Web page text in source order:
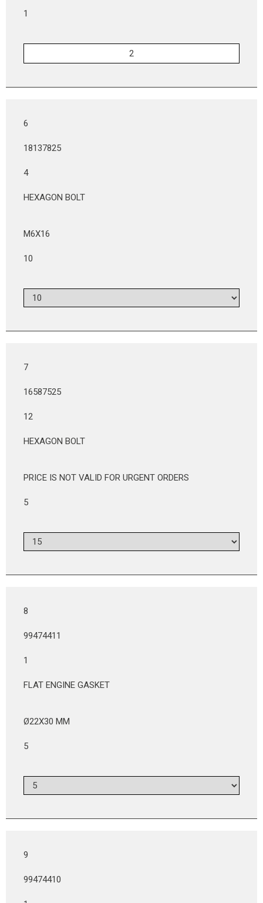
1
6
18137825
4
HEXAGON BOLT
M6X16
10
7
16587525
12
HEXAGON BOLT
PRICE IS NOT VALID FOR URGENT ORDERS
5
8
99474411
1
FLAT ENGINE GASKET
Ø22X30 MM
5
9
99474410